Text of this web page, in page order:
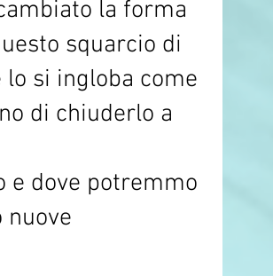
la forma
squarcio di
si ingloba come
di chiuderlo a
e dove potremmo